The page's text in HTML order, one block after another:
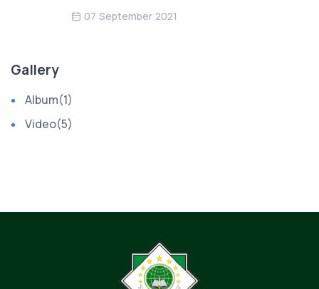
07 September 2021
Gallery
Album(1)
Video(5)